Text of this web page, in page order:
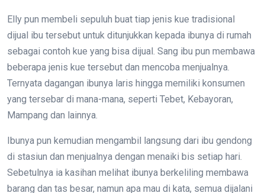
Elly pun membeli sepuluh buat tiap jenis kue tradisional
dijual ibu tersebut untuk ditunjukkan kepada ibunya di rumah
sebagai contoh kue yang bisa dijual. Sang ibu pun membawa
beberapa jenis kue tersebut dan mencoba menjualnya.
Ternyata dagangan ibunya laris hingga memiliki konsumen
yang tersebar di mana-mana, seperti Tebet, Kebayoran,
Mampang dan lainnya.
Ibunya pun kemudian mengambil langsung dari ibu gendong
di stasiun dan menjualnya dengan menaiki bis setiap hari.
Sebetulnya ia kasihan melihat ibunya berkeliling membawa
barang dan tas besar, namun apa mau di kata, semua dijalani